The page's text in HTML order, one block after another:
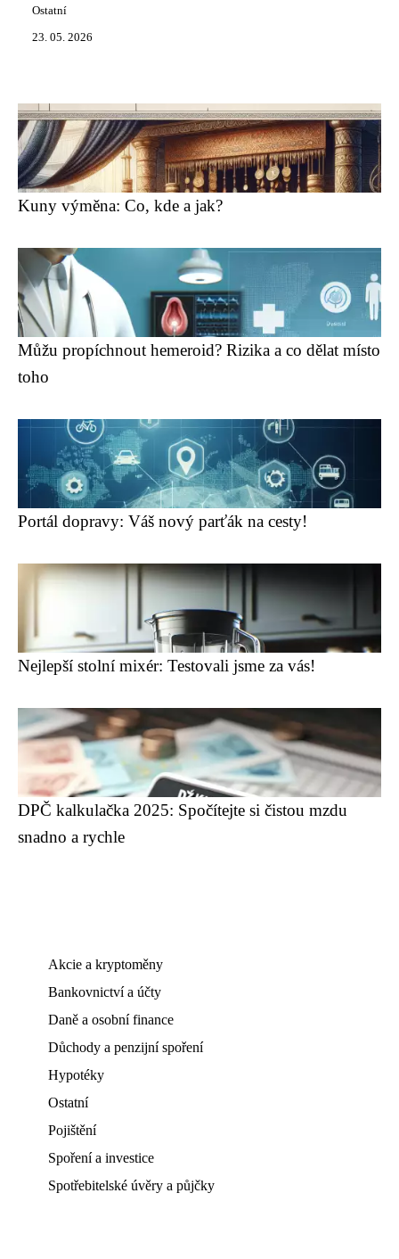
Ostatní
23. 05. 2026
Kuny výměna: Co, kde a jak?
Můžu propíchnout hemeroid? Rizika a co dělat místo
toho
Portál dopravy: Váš nový parťák na cesty!
Nejlepší stolní mixér: Testovali jsme za vás!
DPČ kalkulačka 2025: Spočítejte si čistou mzdu
snadno a rychle
Akcie a kryptoměny
Bankovnictví a účty
Daně a osobní finance
Důchody a penzijní spoření
Hypotéky
Ostatní
Pojištění
Spoření a investice
Spotřebitelské úvěry a půjčky